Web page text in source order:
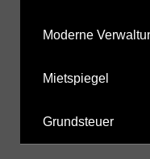
Moderne
Mietspiegel
Grundsteuer